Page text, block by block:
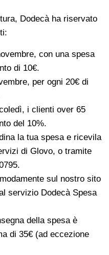
Dodecà ha riservato
con una spesa
di 10€.
per ogni 20€ di
i clienti over 65
del 10%.
la tua spesa e ricevila
di Glovo, o tramite
sul nostro sito
servizio Dodecà Spesa
della spesa è
di 35€ (ad eccezione